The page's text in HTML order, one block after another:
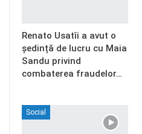
Renato Usatîi a avut o
ședință de lucru cu Maia
Sandu privind
combaterea fraudelor…
Social